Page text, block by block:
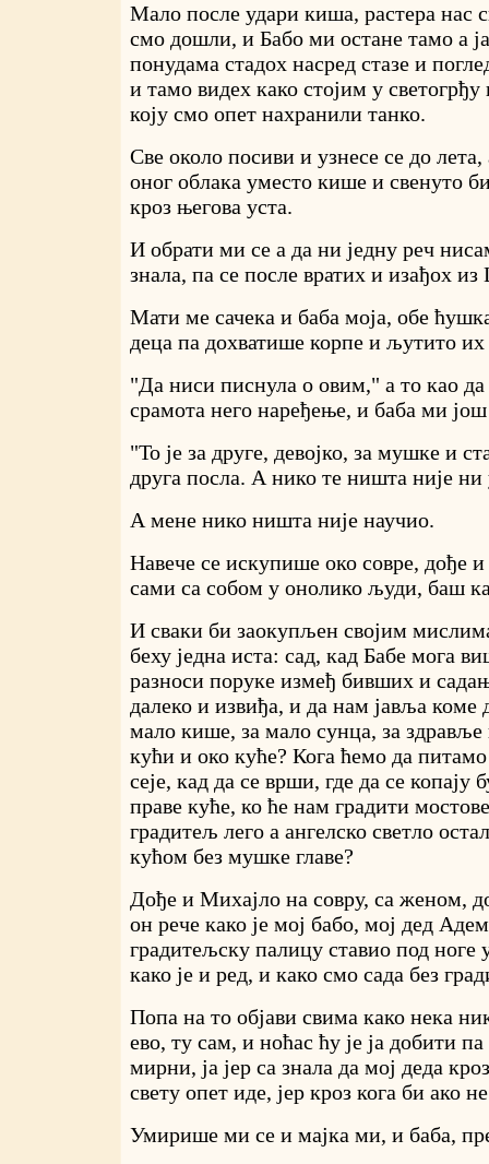
Мало после удари киша, растера нас
смо дошли, и Бабо ми остане тамо а
понудама стадох насред стазе и
и тамо видех како стојим у
коју смо опет нахранили танко.
Све около посиви и узнесе се до лета,
оног облака уместо кише и свенуто
кроз његова уста.
И обрати ми се а да ни једну реч
знала, па се после вратих и изађох
Мати ме сачека и баба моја, обе
деца па дохватише корпе и љутито
"Да ниси писнула о овим," а то као
срамота него наређење, и баба ми
"То је за друге, девојко, за мушке и
друга посла. А нико те ништа није
А мене нико ништа није научио.
Навече се искупише око совре, дође
сами са собом у онолико људи, баш
И сваки би заокупљен својим
беху једна иста: сад, кад Бабе мога
разноси поруке измеђ бивших и
далеко и извиђа, и да нам јавља коме
мало кише, за мало сунца, за здравље
кући и око куће? Кога ћемо да
сеје, кад да се врши, где да се копају
праве куће, ко ће нам градити
градитељ лего а ангелско светло
кућом без мушке главе?
Дође и Михајло на совру, са женом,
он рече како је мој бабо, мој дед
градитељску палицу ставио под ноге
како је и ред, и како смо сада без
Попа на то објави свима како нека
ево, ту сам, и ноћас ћу је ја добити
мирни, ја јер са знала да мој деда
свету опет иде, јер кроз кога би ако
Умирише ми се и мајка ми, и баба,